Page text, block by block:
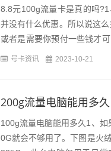
8.8元100g流量卡是真的吗
并没有什么优惠。所以说这
或者是需要你预付一些钱才
事实是也确实有这种卡的存在
号卡资讯 2023-10-21
200g流量电脑能用多久
100g流量电脑能用多久1、
0G就会不够用了。下图是火